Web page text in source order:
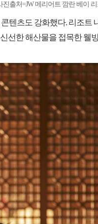
출처=JW 메리어트 깜란 베이
텐츠도 강화했다. 리조트
선한 해산물을 접목한 웰